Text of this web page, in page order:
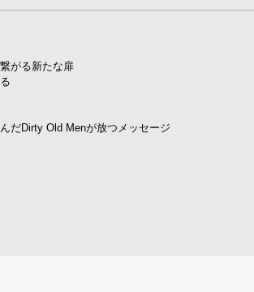
がる新たな扉
だDirty Old Menが放つメッセージ